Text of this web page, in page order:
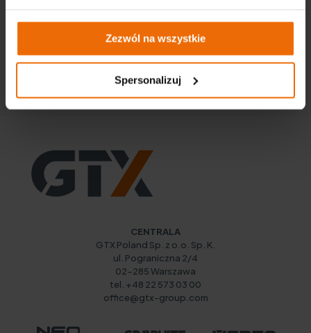
Zezwól na wszystkie
Spersonalizuj
Odzież BHP od NEO TOOLS ponownie w finale konkursu
CENTRALA
GTX Poland Sp. z o.o. Sp. K.
ul. Pograniczna 2/4
02-285 Warszawa
tel. +48 22 573 03 00
office@gtx-group.com